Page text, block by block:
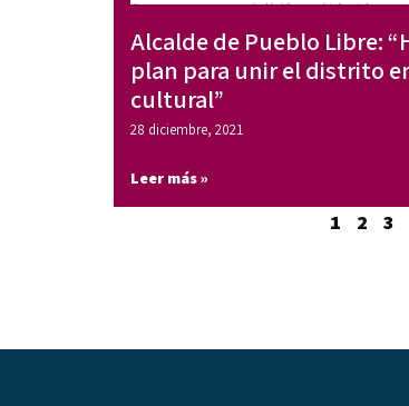
Alcalde de Pueblo Libre:
plan para unir el distrito
cultural”
28 diciembre, 2021
Leer más »
1 2 3